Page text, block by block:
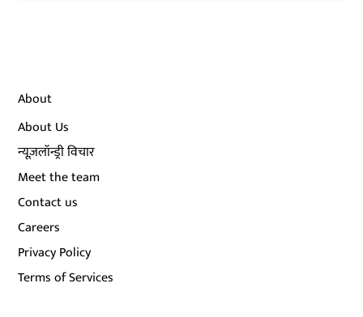
About
About Us
न्यूज़लॉन्ड्री विचार
Meet the team
Contact us
Careers
Privacy Policy
Terms of Services